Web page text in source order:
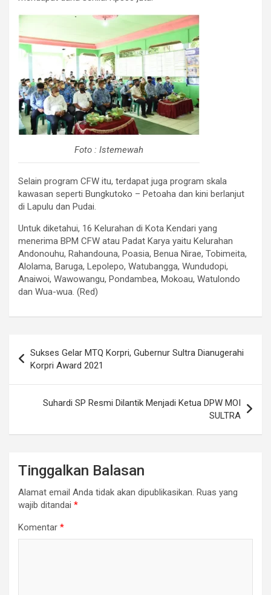
Foto : Istemewah
Selain program CFW itu, terdapat juga program skala
kawasan seperti Bungkutoko – Petoaha dan kini berlanjut
di Lapulu dan Pudai.
Untuk diketahui, 16 Kelurahan di Kota Kendari yang
menerima BPM CFW atau Padat Karya yaitu Kelurahan
Andonouhu, Rahandouna, Poasia, Benua Nirae, Tobimeita,
Alolama, Baruga, Lepolepo, Watubangga, Wundudopi,
Anaiwoi, Wawowangu, Pondambea, Mokoau, Watulondo
dan Wua-wua. (Red)
pos
Sukses Gelar MTQ Korpri, Gubernur Sultra Dianugerahi
Korpri Award 2021
Suhardi SP Resmi Dilantik Menjadi Ketua DPW MOI
SULTRA
Tinggalkan Balasan
Alamat email Anda tidak akan dipublikasikan. Ruas yang
wajib ditandai *
Komentar *